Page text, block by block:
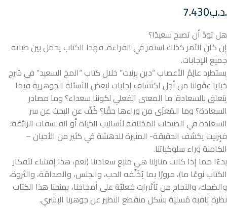
.د.ب7.430
هل تودّ أن تصبح سعيدًا؟
إن كان الأمر كذلك استمر في القراءة. فهذا الكتاب يحمل بين طياته
جميع الإجابات.
يستطرد عالِمُ الأعصاب “دين بِرنيت” خلال كتاب “المخ السعيد” في شرح
خبايا عقولنا من أجل اكتشاف إجابات لبعض الأسئلة الجوهرية فيما
يتعلق بالسعادة. ما المعنى الفعلي لكوننا سعداء؟ وما مصادر
السعادة؟ وما المَغزَى من وراءها حقًا؟ كُفّ عن البحث عن سر
السعادة في الصيحات المختلفة لأساليب الحياة أو الفلسفات الزائفة؛
فبِرنيت يكشف الحقيقة- المثيرة للدهشة في كثير من الأحيان –
الكامنة وراء سلوكياتنا.
بدءًا مما إذا كانت منازلنا هي منبَع سعادتنا (نعم، هذا إفشاء لأفكار
الكتاب نوعًا ما)، مرورًا بما يُخَلِّفه الحب، والجنس، والصداقة، والثروة،
والضحك، والنجاح من تأثيرات فعليّة على أمخاخنا، يمنحنا هذا الكتاب
نظرة ثاقبة مُسليَة بشكل منقطع النظير عن جوهرنا البشري.